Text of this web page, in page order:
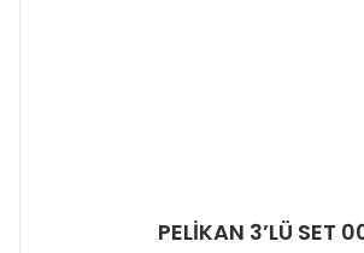
PELİKAN 3’LÜ SET